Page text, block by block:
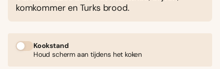
komkommer en Turks brood.
Kookstand
Houd scherm aan tijdens het koken